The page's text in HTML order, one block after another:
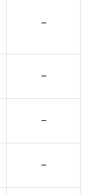
−
−
−
−